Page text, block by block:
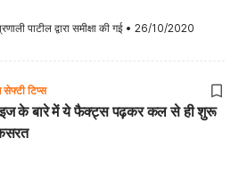
पाटील द्वारा समीक्षा की गई • 26/10/2020
टिप्स
के बारे में ये फैक्ट्स पढ़कर कल से ही शुरू